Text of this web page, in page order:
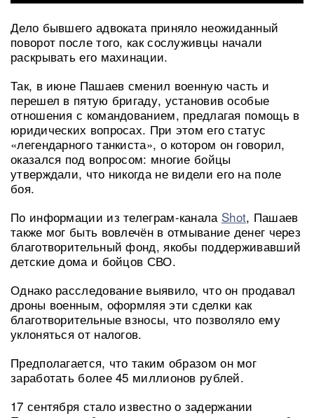
Дело бывшего адвоката приняло неожиданный
поворот после того, как сослуживцы начали
раскрывать его махинации.
Так, в июне Пашаев сменил военную часть и
перешел в пятую бригаду, установив особые
отношения с командованием, предлагая помощь в
юридических вопросах. При этом его статус
«легендарного танкиста», о котором он говорил,
оказался под вопросом: многие бойцы
утверждали, что никогда не видели его на поле
боя.
По информации из телеграм-канала Shot, Пашаев
также мог быть вовлечён в отмывание денег через
благотворительный фонд, якобы поддерживавший
детские дома и бойцов СВО.
Однако расследование выявило, что он продавал
дроны военным, оформляя эти сделки как
благотворительные взносы, что позволяло ему
уклоняться от налогов.
Предполагается, что таким образом он мог
заработать более 45 миллионов рублей.
17 сентября стало известно о задержании